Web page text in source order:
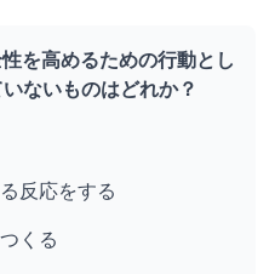
を高めるための行動とし
ないものはどれか？
反応をする
くる